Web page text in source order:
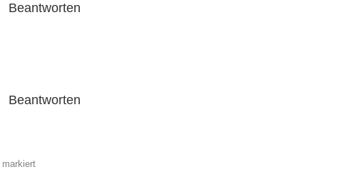
Beantworten
Beantworten
markiert